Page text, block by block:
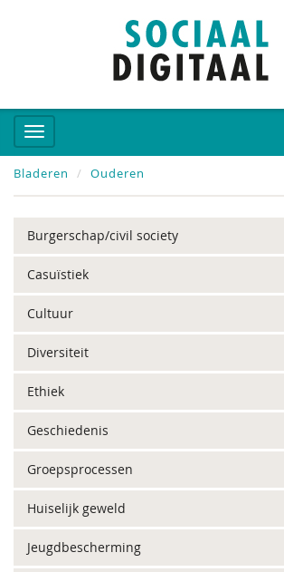
Bladeren Ouderen
Burgerschap/civil society
Casuïstiek
Cultuur
Diversiteit
Ethiek
Geschiedenis
Groepsprocessen
Huiselijk geweld
Jeugdbescherming